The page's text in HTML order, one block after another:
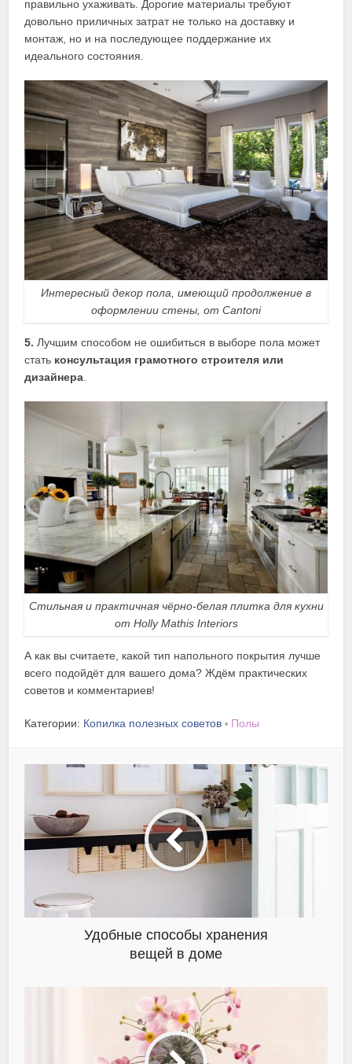
правильно ухаживать. Дорогие материалы требуют
довольно приличных затрат не только на доставку и
монтаж, но и на последующее поддержание их
идеального состояния.
Интересный декор пола, имеющий продолжение в
оформлении стены, от Cantoni
5. Лучшим способом не ошибиться в выборе пола может
стать консультация грамотного строителя или
дизайнера.
Стильная и практичная чёрно-белая плитка для кухни
от Holly Mathis Interiors
А как вы считаете, какой тип напольного покрытия лучше
всего подойдёт для вашего дома? Ждём практических
советов и комментариев!
Категории: Копилка полезных советов • Полы
Удобные способы хранения
вещей в доме